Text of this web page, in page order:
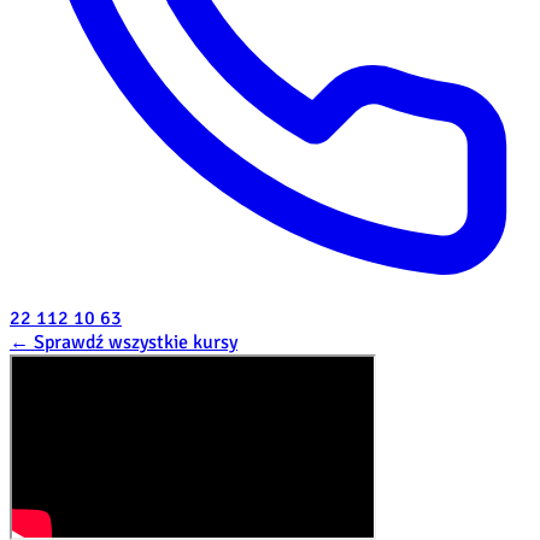
22 112 10 63
← Sprawdź wszystkie kursy